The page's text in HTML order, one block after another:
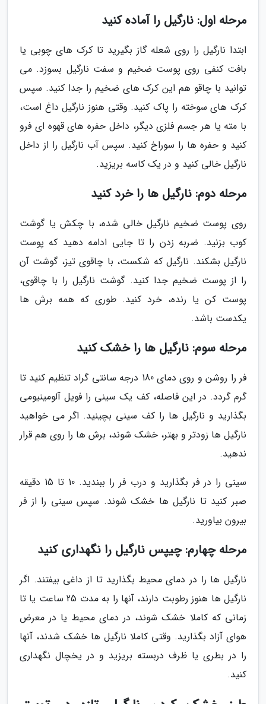
مرحله اول: نارگیل را آماده کنید
ابتدا نارگیل را روی شعله گاز بگیرید تا کرک های چوبی یا
بافت کنفی روی پوست ضخیم و سفت نارگیل بسوزد. می
توانید با چاقو هم این کرک های ضخیم را جدا کنید. سپس
کرک های سوخته را پاک کنید. وقتی هنوز نارگیل داغ است،
با مته یا هر جسم فلزی دیگر، داخل حفره های قهوه ای فرو
کنید و حفره ها را سوراخ کنید. سپس آب نارگیل را از داخل
نارگیل خالی کنید و در یک کاسه بریزید.
مرحله دوم: نارگیل ها را خرد کنید
روی پوست ضخیم نارگیل خالی شده، با چکش یا گوشت
کوب بزنید. ضربه زدن را تا جایی ادامه دهید که پوست
نارگیل بشکند. نارگیل که شکست، با چاقوی تیز، گوشت آن
را از پوست ضخیم جدا کنید. گوشت نارگیل را با چاقوی،
پوست کن یا رنده، خرد کنید. طوری که همه برش ها
یکدست باشد.
مرحله سوم: نارگیل ها را خشک کنید
فر را روشن و روی دمای 180 درجه سانتی گراد تنظیم کنید تا
گرم گردد. در این فاصله، کف یک سینی را فویل آلومینیومی
بگذارید و نارگیل ها را کف سینی بچینید. اگر می خواهید
نارگیل ها زودتر و بهتر، خشک شوند، برش ها را روی هم قرار
ندهید.
سینی را در فر بگذارید و درب فر را ببندید. 10 تا 15 دقیقه
صبر کنید تا نارگیل ها خشک شوند. سپس سینی را از فر
بیرون بیاورید.
مرحله چهارم: چیپس نارگیل را نگهداری کنید
نارگیل ها را در دمای محیط بگذارید تا از داغی بیفتند. اگر
نارگیل ها هنوز رطوبت دارند، آنها را به مدت 25 ساعت یا تا
زمانی که کاملا خشک شوند، در دمای محیط یا در معرض
هوای آزاد بگذارید. وقتی کاملا نارگیل ها خشک شدند، آنها
را در بطری یا ظرف دربسته بریزید و در یخچال نگهداری
کنید.